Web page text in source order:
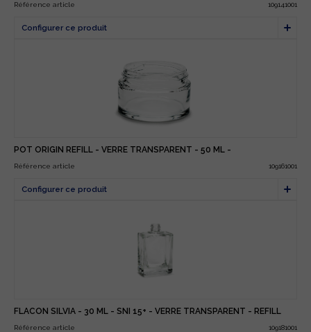
Référence article 109141001
POT ORIGIN REFILL - VERRE TRANSPARENT - 50 ML -
Référence article 109161001
FLACON SILVIA - 30 ML - SNI 15+ - VERRE TRANSPARENT - REFILL
Référence article 109181001